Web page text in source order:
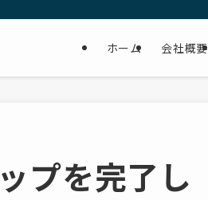
ホーム 会社概要
プを完了し